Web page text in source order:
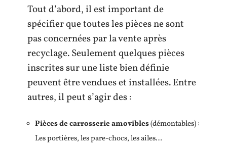
Tout d’abord, il est important de
spécifier que toutes les pièces ne sont
pas concernées par la vente après
recyclage. Seulement quelques pièces
inscrites sur une liste bien définie
peuvent être vendues et installées. Entre
autres, il peut s’agir des :
Pièces de carrosserie amovibles(démontables) :
Les portières, les pare-chocs, les ailes…